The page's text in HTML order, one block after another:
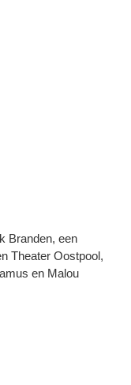
Branden, een
Theater Oostpool,
en Malou